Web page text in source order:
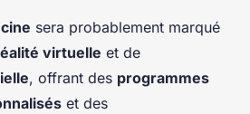
sera probablement marqué
virtuelle et de
, offrant des programmes
et des